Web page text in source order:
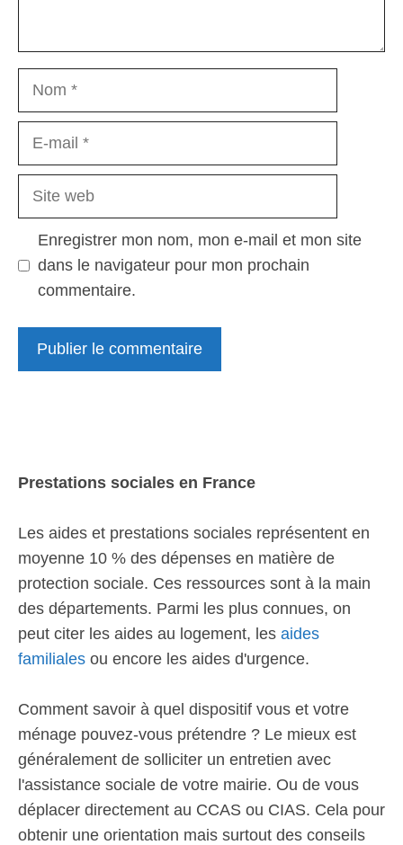
Nom
Site
Enregistrer mon nom, mon e-mail et mon site
dans le navigateur pour mon prochain
commentaire.
Prestations sociales en France
Les aides et prestations sociales représentent en
moyenne 10 % des dépenses en matière de
protection sociale. Ces ressources sont à la main
des départements. Parmi les plus connues, on
peut citer les aides au logement, les aides
familiales ou encore les aides d'urgence.
Comment savoir à quel dispositif vous et votre
ménage pouvez-vous prétendre ? Le mieux est
généralement de solliciter un entretien avec
l'assistance sociale de votre mairie. Ou de vous
déplacer directement au CCAS ou CIAS. Cela pour
obtenir une orientation mais surtout des conseils